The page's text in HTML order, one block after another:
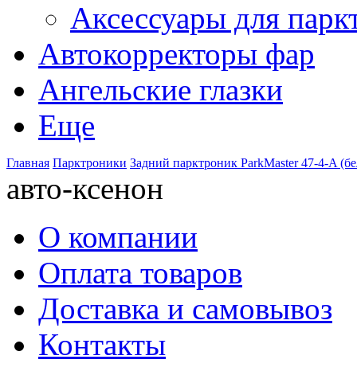
Аксессуары для
Автокорректоры фар
Ангельские глазки
Еще
Главная Парктроники Задний парктроник ParkMaster 47-4-A
авто-ксенон
О компании
Оплата товаров
Доставка и самовывоз
Контакты